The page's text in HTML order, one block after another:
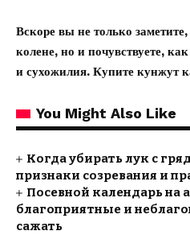
Вскоре вы не только
колене, но и почувствуете,
и сухожилия. Купите кунжут
You Might Also Like
Когда убирать лук с
признаки созревания и
Посевной календарь на
благоприятные и
сажать